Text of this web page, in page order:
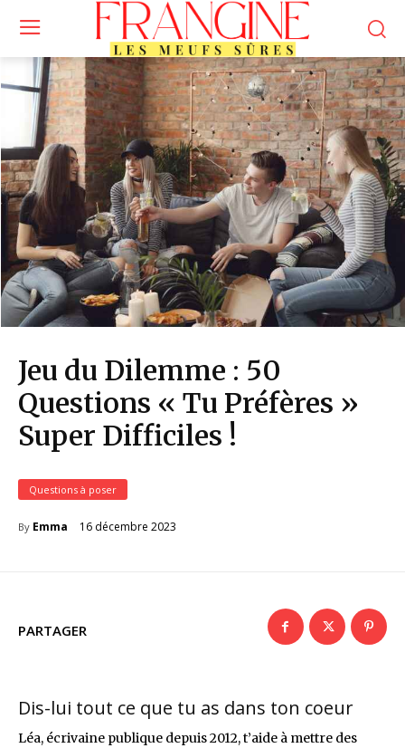
Jeu du Dilemme : 50
Questions « Tu Préfères »
Super Difficiles !
Questions à poser
By Emma 16 décembre 2023
PARTAGER
Dis-lui tout ce que tu as dans ton coeur
Léa, écrivaine publique depuis 2012, t’aide à mettre des